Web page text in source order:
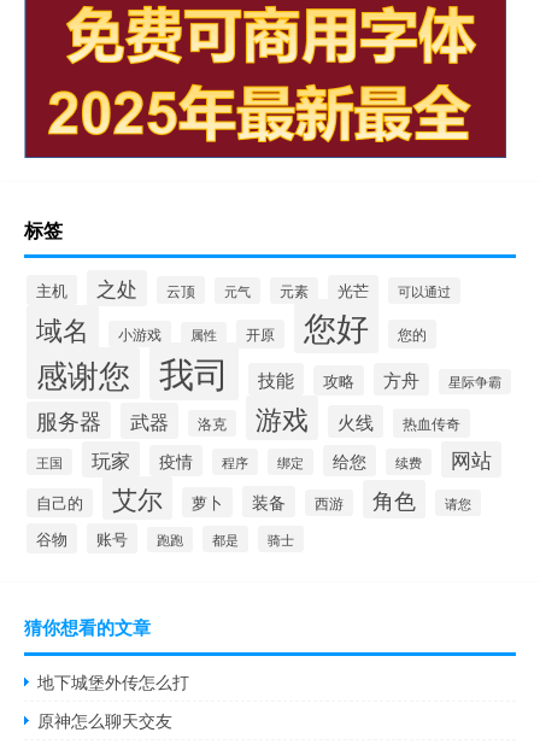
标签
主机 之处 云顶 元气 元素 光芒 可以通过
域名 小游戏 属性 开原 您好 您的
感谢您 我司 技能 攻略 方舟 星际争霸
服务器 武器 洛克 游戏 火线 热血传奇
王国 玩家 疫情 程序 绑定 给您 续费 网站
自己的 艾尔 萝卜 装备 西游 角色 请您
谷物 账号 跑跑 都是 骑士
猜你想看的文章
地下城堡外传怎么打
原神怎么聊天交友